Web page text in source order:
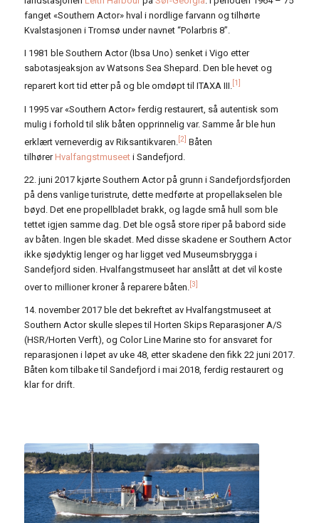
fanget «Southern Actor» hval i nordlige farvann og tilhørte
Kvalstasjonen i Tromsø under navnet “Polarbris 8”.
I 1981 ble Southern Actor (Ibsa Uno) senket i Vigo etter
sabotasjeaksjon av Watsons Sea Shepard. Den ble hevet og
reparert kort tid etter på og ble omdøpt til ITAXA III. [1]
I 1995 var «Southern Actor» ferdig restaurert, så autentisk som
mulig i forhold til slik båten opprinnelig var. Samme år ble hun
erklært verneverdig av Riksantikvaren.[2] Båten
tilhørerHvalfangstmuseeti Sandefjord.
22. juni 2017 kjørte Southern Actor på grunn i Sandefjordsfjorden
på dens vanlige turistrute, dette medførte at propellakselen ble
bøyd. Det ene propellbladet brakk, og lagde små hull som ble
tettet igjen samme dag. Det ble også store riper på babord side
av båten. Ingen ble skadet. Med disse skadene er Southern Actor
ikke sjødyktig lenger og har ligget ved Museumsbrygga i
Sandefjord siden. Hvalfangstmuseet har anslått at det vil koste
over to millioner kroner å reparere båten. [3]
14. november 2017 ble det bekreftet av Hvalfangstmuseet at
Southern Actor skulle slepes til Horten Skips Reparasjoner A/S
(HSR/Horten Verft), og Color Line Marine sto for ansvaret for
reparasjonen i løpet av uke 48, etter skadene den fikk 22 juni 2017.
Båten kom tilbake til Sandefjord i mai 2018, ferdig restaurert og
klar for drift.